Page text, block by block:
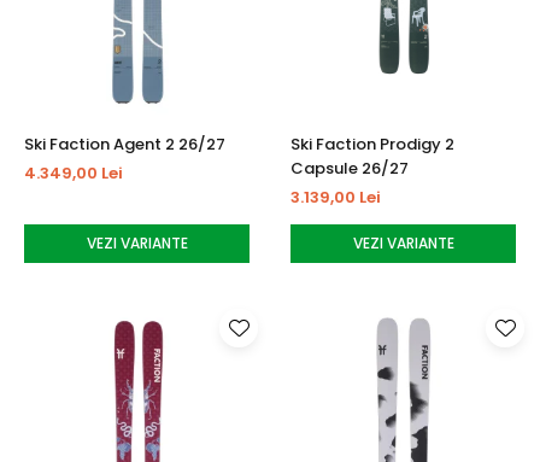
Pantaloni outdoor
Sosete Outdoor
Sepci
Bustiere
Underwear
Ski Faction Agent 2 26/27
4.349,00 Lei
VEZI VARIANTE
Ski Faction Prodigy 2
Capsule 26/27
3.139,00 Lei
VEZI VARIANTE